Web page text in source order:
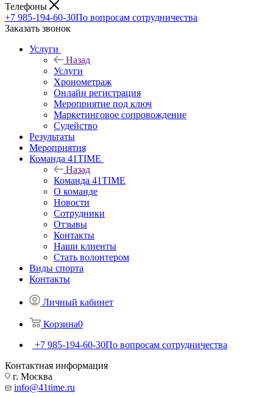
Телефоны
+7 985-194-60-30По вопросам сотрудничества
Заказать звонок
Услуги
Назад
Услуги
Хронометраж
Онлайн регистрация
Мероприятие под ключ
Маркетинговое сопровождение
Судейство
Результаты
Мероприятия
Команда 41TIME
Назад
Команда 41TIME
О команде
Новости
Сотрудники
Отзывы
Контакты
Наши клиенты
Стать волонтером
Виды спорта
Контакты
Личный кабинет
Корзина0
+7 985-194-60-30По вопросам сотрудничества
Контактная информация
г. Москва
info@41time.ru